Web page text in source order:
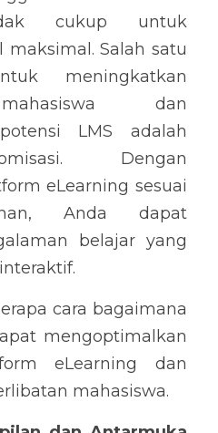
cukup untuk
Salah satu
meningkatkan
dan
LMS adalah
Dengan
eLearning sesuai
Anda dapat
belajar yang
cara bagaimana
mengoptimalkan
eLearning dan
mahasiswa.